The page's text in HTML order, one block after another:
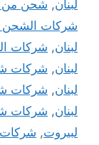
لبنان, شحن من
شركات الشحن
لبنان, شركات
لبنان, شركات
لبنان, شركات
لبنان, شركات
لبيروت, شركات